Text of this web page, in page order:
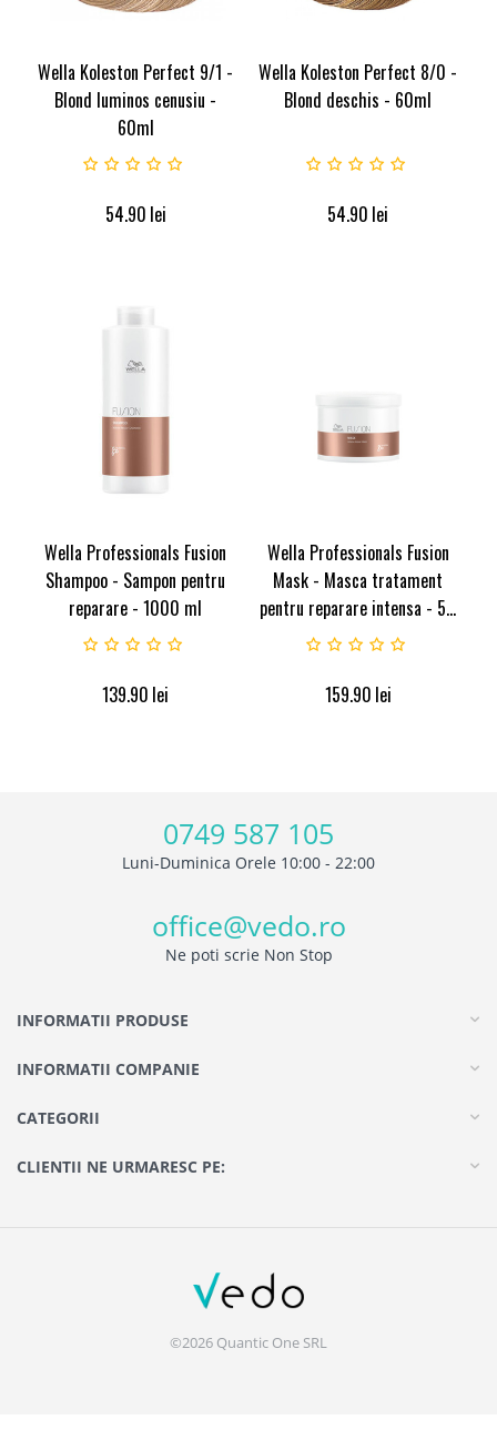
Wella Koleston Perfect 9/1 -
Blond luminos cenusiu -
60ml
54.90 lei
Wella Koleston Perfect 8/0 -
Blond deschis - 60ml
54.90 lei
Wella Professionals Fusion
Shampoo - Sampon pentru
reparare - 1000 ml
139.90 lei
Wella Professionals Fusion
Mask - Masca tratament
pentru reparare intensa - 5...
159.90 lei
0749 587 105
Luni-Duminica Orele 10:00 - 22:00
office@vedo.ro
Ne poti scrie Non Stop
INFORMATII PRODUSE
INFORMATII COMPANIE
CATEGORII
CLIENTII NE URMARESC PE:
©2026 Quantic One SRL